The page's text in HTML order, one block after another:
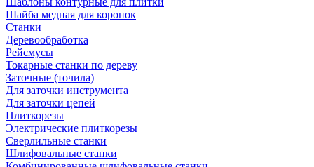
Шайба медная для коронок
Станки
Деревообработка
Рейсмусы
Токарные станки по дереву
Заточные (точила)
Для заточки инструмента
Для заточки цепей
Плиткорезы
Электрические плиткорезы
Сверлильные станки
Шлифовальные станки